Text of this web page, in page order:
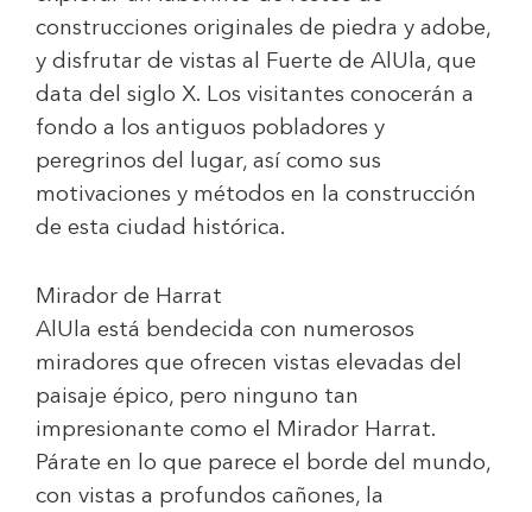
construcciones originales de piedra y adobe,
y disfrutar de vistas al Fuerte de AlUla, que
data del siglo X. Los visitantes conocerán a
fondo a los antiguos pobladores y
peregrinos del lugar, así como sus
motivaciones y métodos en la construcción
de esta ciudad histórica.
Mirador de Harrat
AlUla está bendecida con numerosos
miradores que ofrecen vistas elevadas del
paisaje épico, pero ninguno tan
impresionante como el Mirador Harrat.
Párate en lo que parece el borde del mundo,
con vistas a profundos cañones, la